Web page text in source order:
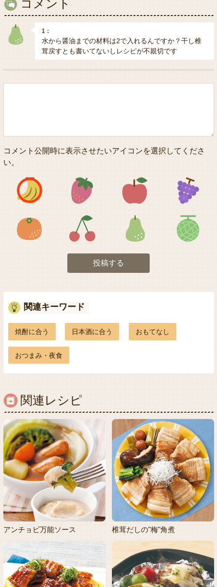
コメント
1：
水から醤油までの材料は2で入れるんですか？干し椎
茸戻すとも書いてないしレシピが不親切です
コメント公開時に表示させたいアイコンを選択してくださ
い。
アイコン1 アイコン2 アイコン3
アイコン5 アイコン6 アイコン7
投稿する
関連キーワード
焼酎に合う 日本酒に合う おもてなし
おつまみ・夜食
関連レシピ
アンチョビ万能ソース 椎茸だしの"梅"角煮